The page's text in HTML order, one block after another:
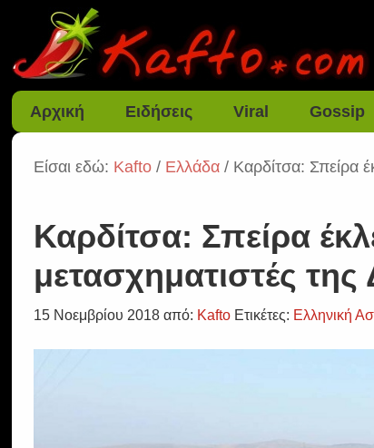
Αρχική Ειδήσεις Viral Gossip
Είσαι εδώ: Kafto / Ελλάδα / Καρδίτσα: Σπείρα
Καρδίτσα: Σπείρα
μετασχηματιστές
15 Νοεμβρίου 2018 από: Kafto Ετικέτες: Ελληνική